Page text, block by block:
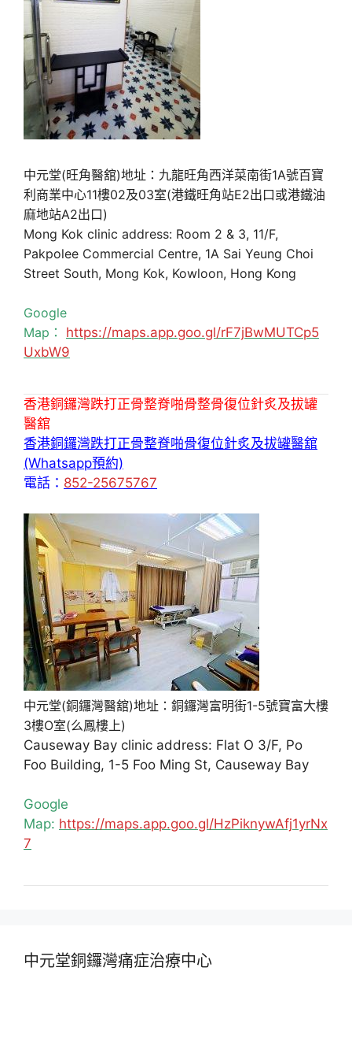
中元堂(旺角醫舘)地址：九龍旺角西洋菜南街1A號百寶
利商業中心11樓02及03室(港鐵旺角站E2出口或港鐵油
麻地站A2出口)
Mong Kok clinic address: Room 2 & 3, 11/F,
Pakpolee Commercial Centre, 1A Sai Yeung Choi
Street South, Mong Kok, Kowloon, Hong Kong
Google
Map： https://maps.app.goo.gl/rF7jBwMUTCp5
UxbW9
香港銅鑼灣跌打正骨整脊啪骨整骨復位針炙及拔罐
醫舘
香港銅鑼灣跌打正骨整脊啪骨復位針炙及拔罐醫舘
(Whatsapp預約)
電話： 852-25675767
中元堂(銅鑼灣醫舘)地址：銅鑼灣富明街1-5號寶富大樓
3樓O室(么鳳樓上)
Causeway Bay clinic address: Flat O 3/F, Po
Foo Building, 1-5 Foo Ming St, Causeway Bay
Google
Map: https://maps.app.goo.gl/HzPiknywAfj1yrNx
7
中元堂銅鑼灣痛症治療中心